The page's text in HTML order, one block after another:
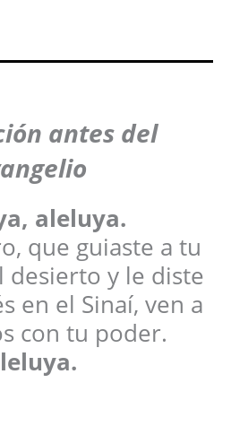
antes del
aleluya.
que guiaste a tu
desierto y le diste
en el Sinaí, ven a
con tu poder.